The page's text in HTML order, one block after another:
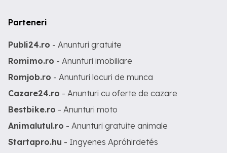
Parteneri
Publi24.ro - Anunturi gratuite
Romimo.ro - Anunturi imobiliare
Romjob.ro - Anunturi locuri de munca
Cazare24.ro - Anunturi cu oferte de cazare
Bestbike.ro - Anunturi moto
Animalutul.ro - Anunturi gratuite animale
Startapro.hu - Ingyenes Apróhirdetés